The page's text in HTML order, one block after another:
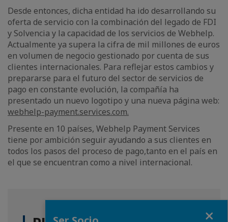
Desde entonces, dicha entidad ha ido desarrollando su
oferta de servicio con la combinación del legado de FDI
y Solvencia y la capacidad de los servicios de Webhelp.
Actualmente ya supera la cifra de mil millones de euros
en volumen de negocio gestionado por cuenta de sus
clientes internacionales. Para reflejar estos cambios y
prepararse para el futuro del sector de servicios de
pago en constante evolución, la compañía ha
presentado un nuevo logotipo y una nueva página web:
webhelp-payment.services.com.
Presente en 10 países, Webhelp Payment Services
tiene por ambición seguir ayudando a sus clientes en
todos los pasos del proceso de pago,tanto en el país en
el que se encuentran como a nivel internacional.